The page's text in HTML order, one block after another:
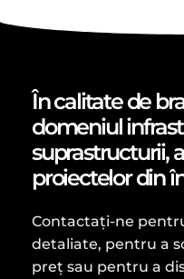
În calitate de
domeniul
suprastructurii,
proiectelor din
Contactați-ne
detaliate, pentru a
preț sau pentru a